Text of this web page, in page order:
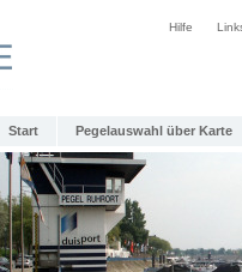
Hilfe
Start Pegelauswahl über Karte